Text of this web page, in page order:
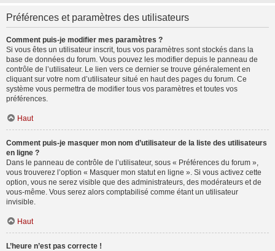
Préférences et paramètres des utilisateurs
Comment puis-je modifier mes paramètres ?
Si vous êtes un utilisateur inscrit, tous vos paramètres sont stockés dans la
base de données du forum. Vous pouvez les modifier depuis le panneau de
contrôle de l’utilisateur. Le lien vers ce dernier se trouve généralement en
cliquant sur votre nom d’utilisateur situé en haut des pages du forum. Ce
système vous permettra de modifier tous vos paramètres et toutes vos
préférences.
Haut
Comment puis-je masquer mon nom d’utilisateur de la liste des utilisateurs
en ligne ?
Dans le panneau de contrôle de l’utilisateur, sous « Préférences du forum »,
vous trouverez l’option « Masquer mon statut en ligne ». Si vous activez cette
option, vous ne serez visible que des administrateurs, des modérateurs et de
vous-même. Vous serez alors comptabilisé comme étant un utilisateur
invisible.
Haut
L’heure n’est pas correcte !